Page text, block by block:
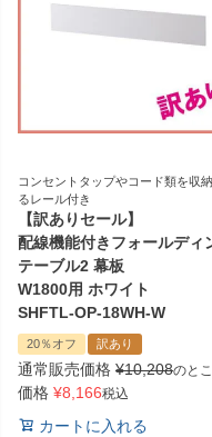
コンセントタップやコード類を収
るレール付き
【訳ありセール】
配線機能付きフォールディ
テーブル2 幕板
W1800用 ホワイト
SHFTL-OP-18WH-W
20％オフ 訳あり
通常販売価格 ¥10,208のと
価格 ¥8,166税込
カートに入れる